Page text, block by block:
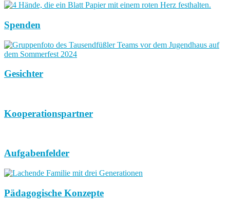
Spenden
Gesichter
Kooperationspartner
Aufgabenfelder
Pädagogische Konzepte